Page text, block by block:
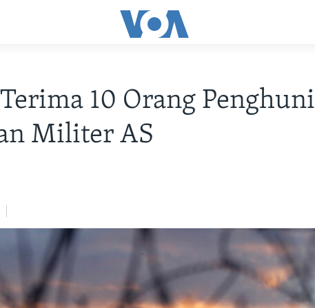
10 Orang Penghuni
Militer AS